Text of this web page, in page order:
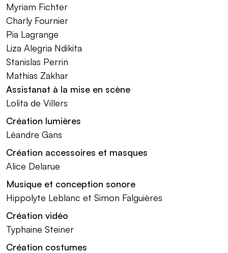
Myriam Fichter
Charly Fournier
Pia Lagrange
Liza Alegria Ndikita
Stanislas Perrin
Mathias Zakhar
Assistanat à la mise en scène
Lolita de Villers
Création lumières
Léandre Gans
Création accessoires et masques
Alice Delarue
Musique et conception sonore
Hippolyte Leblanc et Simon Falguières
Création vidéo
Typhaine Steiner
Création costumes